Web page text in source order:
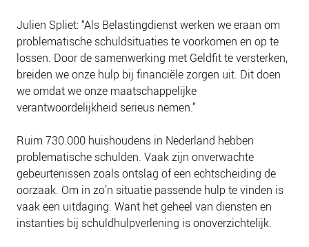
Julien Spliet: “Als Belastingdienst werken we eraan om
problematische schuldsituaties te voorkomen en op te
lossen. Door de samenwerking met Geldfit te versterken,
breiden we onze hulp bij financiële zorgen uit. Dit doen
we omdat we onze maatschappelijke
verantwoordelijkheid serieus nemen.”
Ruim 730.000 huishoudens in Nederland hebben
problematische schulden. Vaak zijn onverwachte
gebeurtenissen zoals ontslag of een echtscheiding de
oorzaak. Om in zo’n situatie passende hulp te vinden is
vaak een uitdaging. Want het geheel van diensten en
instanties bij schuldhulpverlening is onoverzichtelijk.